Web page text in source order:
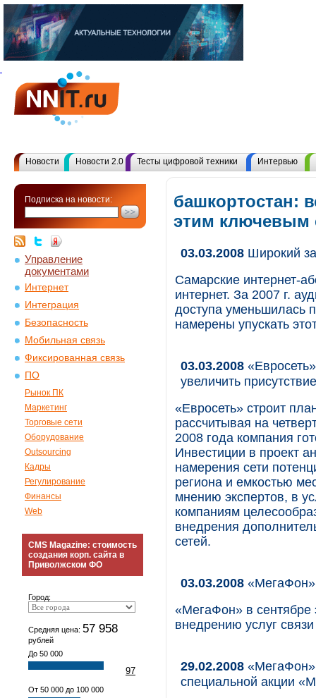
Новости Новости 2.0 Тесты цифровой техники Интервью
Подписка на новости:
Управление
документами
Интернет
Интеграция
Безопасность
Мобильная связь
Фиксированная связь
ПО
Рынок ПК
Маркетинг
Торговые сети
Оборудование
Outsourcing
Кадры
Регулирование
Финансы
Web
CMS Magazine: стоимость
создания корп. сайта в
Приволжском ФО
Город:
Средняя цена: 57 958
рублей
До 50 000
97
От 50 000 до 100 000
башкортостан:
этим ключевым
03.03.2008 Широкий
Самарские интернет-
интернет. За 2007 г.
доступа уменьшилась
намерены упускать
03.03.2008
увеличить
«Евросеть» строит
рассчитывая на
2008 года компания
Инвестиции в проект
намерения сети
региона и емкостью
мнению экспертов, в
компаниям
внедрения
сетей.
03.03.2008 «МегаФон»
«МегаФон» в сентябре
внедрению услуг
29.02.2008
специальной акции